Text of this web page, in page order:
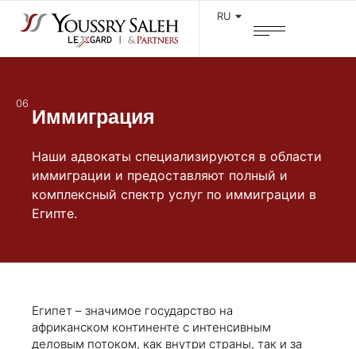
RU
06 Иммиграция
Наши адвокаты специализируются в области
иммиграции и предоставляют полный и
комплексный спектр услуг по иммиграции в
Египте.
Египет – значимое государство на
африканском континенте с интенсивным
деловым потоком, как внутри страны, так и за